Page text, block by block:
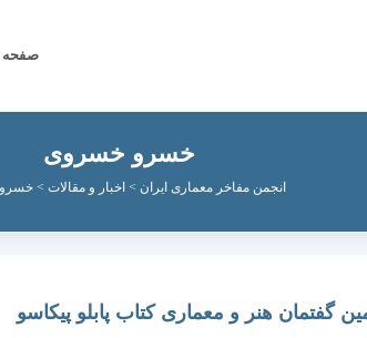
خسرو خسروی
انجمن مفاخر معماری ایران > اخبار و مقالات >
گفتمان هنر و معماری کتاب پابلو پیکاسو